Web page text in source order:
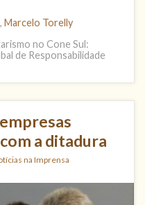
, Marcelo Torelly
no Cone Sul:
de Responsabilidade
a ditadura
na Imprensa